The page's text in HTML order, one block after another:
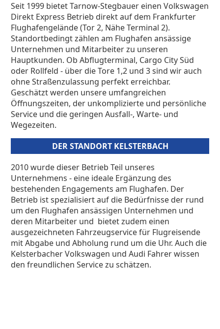
Seit 1999 bietet Tarnow-Stegbauer einen Volkswagen
Direkt Express Betrieb direkt auf dem Frankfurter
Flughafengelände (Tor 2, Nähe Terminal 2).
Standortbedingt zählen am Flughafen ansässige
Unternehmen und Mitarbeiter zu unseren
Hauptkunden. Ob Abflugterminal, Cargo City Süd
oder Rollfeld - über die Tore 1,2 und 3 sind wir auch
ohne Straßenzulassung perfekt erreichbar.
Geschätzt werden unsere umfangreichen
Öffnungszeiten, der unkomplizierte und persönliche
Service und die geringen Ausfall-, Warte- und
Wegezeiten.
DER STANDORT KELSTERBACH
2010 wurde dieser Betrieb Teil unseres
Unternehmens - eine ideale Ergänzung des
bestehenden Engagements am Flughafen. Der
Betrieb ist spezialisiert auf die Bedürfnisse der rund
um den Flughafen ansässigen Unternehmen und
deren Mitarbeiter und bietet zudem einen
ausgezeichneten Fahrzeugservice für Flugreisende
mit Abgabe und Abholung rund um die Uhr. Auch die
Kelsterbacher Volkswagen und Audi Fahrer wissen
den freundlichen Service zu schätzen.